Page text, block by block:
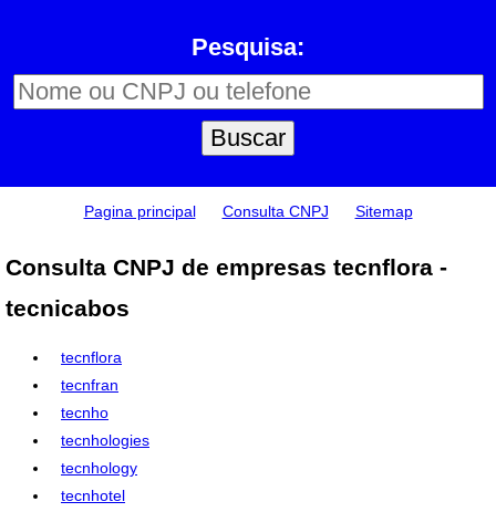
Pesquisa:
Pagina principal Consulta CNPJ Sitemap
Consulta CNPJ de empresas tecnflora -
tecnicabos
tecnflora
tecnfran
tecnho
tecnhologies
tecnhology
tecnhotel